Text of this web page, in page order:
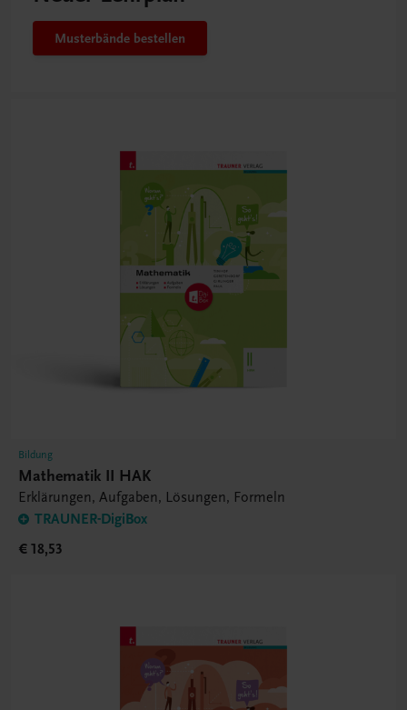
Musterbände bestellen
Bildung
Mathematik II HAK
Erklärungen, Aufgaben, Lösungen, Formeln
TRAUNER-DigiBox
€ 18,53